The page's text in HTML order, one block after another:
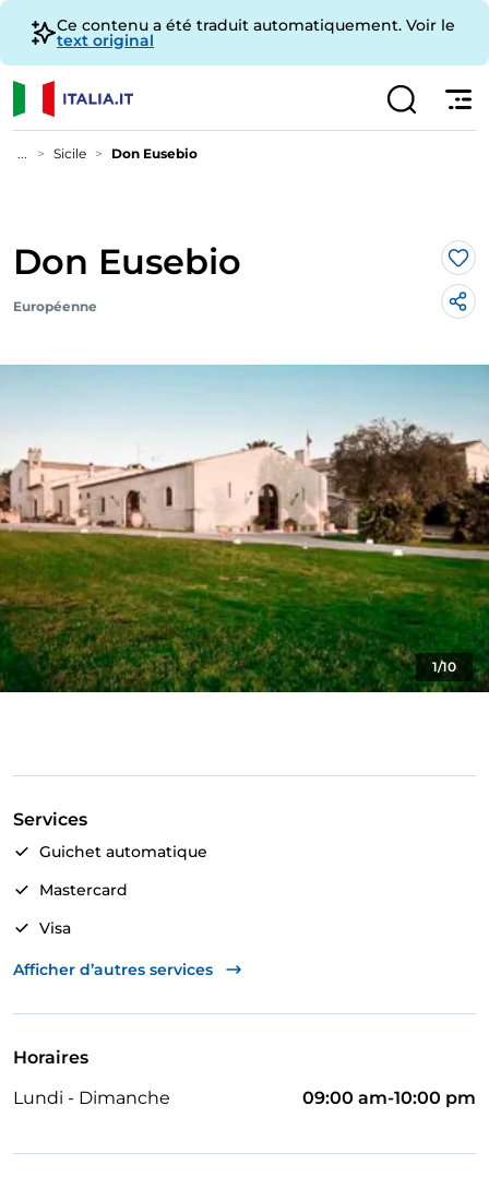
Ce contenu a été traduit automatiquement. Voir le
text original
... Sicile Don Eusebio
Don Eusebio
Européenne
1/10
Services
Guichet automatique
Mastercard
Visa
Accès handicapés
Wi-Fi
Afficher d’autres services
Horaires
Lundi - Dimanche
09:00 am-10:00 pm